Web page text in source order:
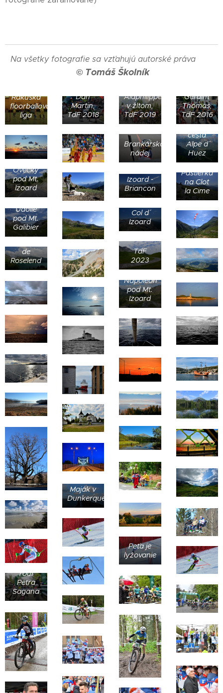
Na všetky fotografie sa vzťahujú autorské práva
© Tomáš Školník
Rakúska
floorballová
liga
Dan
Martin,
TdF 2018
Alaphilippe
v žltom,
TdF 2019
Geraint
Thomas,
TdF 2016
Brankárska
nádej
Kľukatá
cesta
Alpe d´
Huez
Ovečky
pod Mt.
Izoard
Pastierka
na Clot
la Cime
Izoard -
Briancon
Horský
Col d´
Izoard
Údolie
pod Mt.
Galibier
TdF
2023
de
Roselend
Refuge
Napoléon
pod Mt.
Izoard
Maják v
Dunkerque
Peťa je
lyžovanie
Detská
Tour
Petra
Sagana